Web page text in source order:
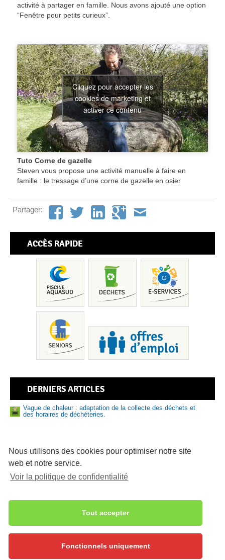
activité à partager en famille. Nous avons ajouté une option
“Fenêtre pour petits curieux”.
Cliquez pour accepter les
cookies de marketing et
activer ce contenu
Tuto Corne de gazelle
Steven vous propose une activité manuelle à faire en
famille : le tressage d’une corne de gazelle en osier
Partager:
ACCÈS RAPIDE
DERNIERS ARTICLES
Vague de chaleur : adaptation de la collecte des déchets et
des horaires de déchéteries.
nautiques : adoptez les bons réflexes cet été
81 logements abordables en vente sur le Pays bigouden
Délibérations du bureau communautaire du 16/07/2026
renforcée
Deux nouveaux réservoirs pour renforcer la sécurité de
l’alimentation en eau potable
Nous utilisons des cookies pour optimiser notre site
web et notre service.
Voir la politique de confidentialité
Tout accepter
Fonctionnels uniquement